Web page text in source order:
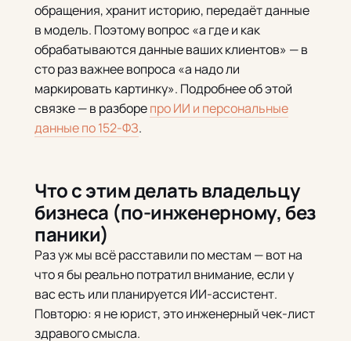
обращения, хранит историю, передаёт данные
в модель. Поэтому вопрос «а где и как
обрабатываются данные ваших клиентов» — в
сто раз важнее вопроса «а надо ли
маркировать картинку». Подробнее об этой
связке — в разборепро ИИ и персональные
данные по 152-ФЗ.
Что с этим делать владельцу
бизнеса (по-инженерному, без
паники)
Раз уж мы всё расставили по местам — вот на
что я бы реально потратил внимание, если у
вас есть или планируется ИИ-ассистент.
Повторю: я не юрист, это инженерный чек-лист
здравого смысла.